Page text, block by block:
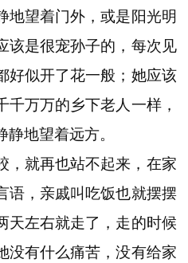
地望着门外，或是阳光明
该是很宠孙子的，每次见
好似开了花一般；她应该
千万万的乡下老人一样，
地望着远方。
，就再也站不起来，在家
语，亲戚叫吃饭也就摆摆
天左右就走了，走的时候
没有什么痛苦，没有给家